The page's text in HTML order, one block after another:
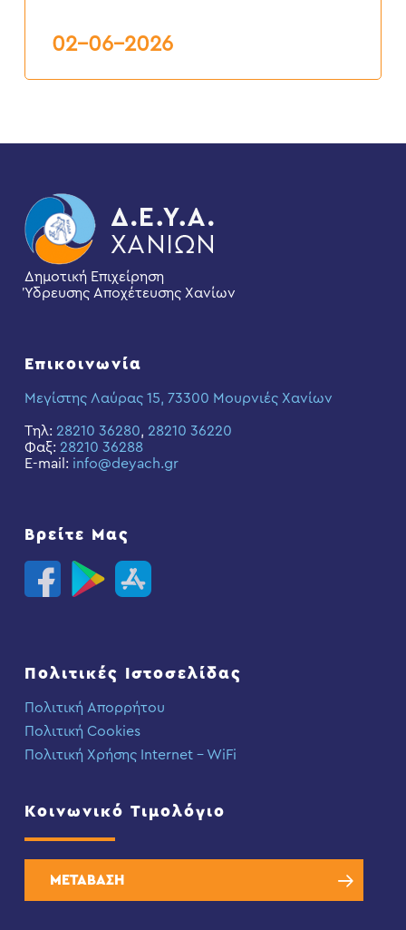
202602-06-2026
Δημοτική Επιχείρηση
Ύδρευσης Αποχέτευσης Χανίων
Επικοινωνία
Μεγίστης Λαύρας 15, 73300 Μουρνιές Χανίων
Τηλ: 28210 36280, 28210 36220
Φαξ: 28210 36288
E-mail: info@deyach.gr
Βρείτε Μας
Πολιτικές Ιστοσελίδας
Πολιτική Απορρήτου
Πολιτική Cookies
Πολιτική Χρήσης Internet – WiFi
Κοινωνικό Τιμολόγιο
ΜΕΤΑΒΑΣΗ